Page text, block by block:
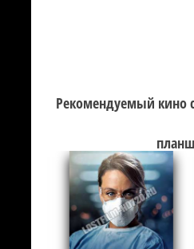
Рекомендуемый кино